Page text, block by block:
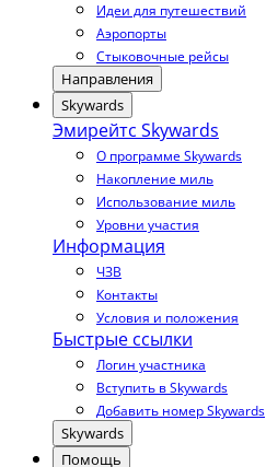
Идеи для путешествий
Аэропорты
Стыковочные рейсы
Направления
Skywards
Эмирейтс Skywards
О программе Skywards
Накопление миль
Использование миль
Уровни участия
Информация
ЧЗВ
Контакты
Условия и положения
Быстрые ссылки
Логин участника
Вступить в Skywards
Добавить номер Skywards
Skywards
Помощь